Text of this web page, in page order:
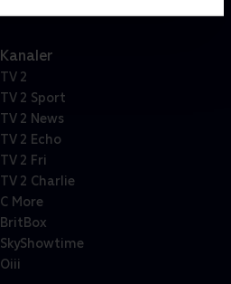
Kanaler
TV 2
TV 2 Sport
TV 2 News
TV 2 Echo
TV 2 Fri
TV 2 Charlie
C More
BritBox
SkyShowtime
Oiii